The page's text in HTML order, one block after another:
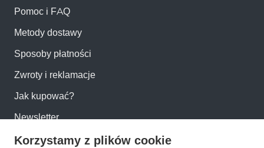
Pomoc i FAQ
Metody dostawy
Sposoby płatności
Zwroty i reklamacje
Jak kupować?
Newsletter
Korzystamy z plików cookie